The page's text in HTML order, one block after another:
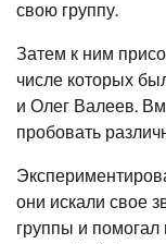
свою группу.
Затем к ним
числе которых
и Олег Валеев.
пробовать
они искали свое
группы и